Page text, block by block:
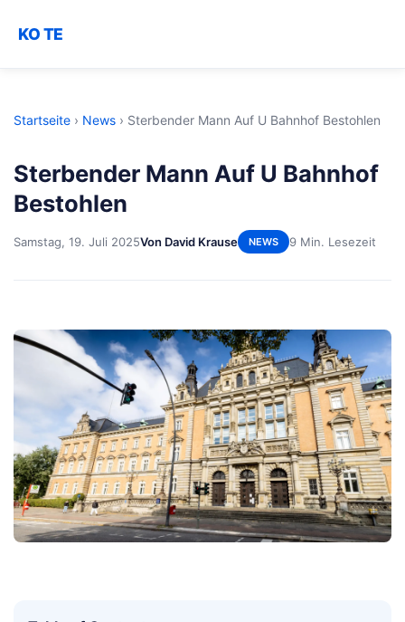
KO TE
Startseite › News › Sterbender Mann Auf U Bahnhof Bestohlen
Sterbender Mann Auf U Bahnhof
Bestohlen
Samstag, 19. Juli 2025Von David Krause NEWS 9 Min. Lesezeit